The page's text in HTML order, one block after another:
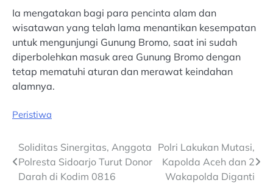
Ia mengatakan bagi para pencinta alam dan
wisatawan yang telah lama menantikan kesempatan
untuk mengunjungi Gunung Bromo, saat ini sudah
diperbolehkan masuk area Gunung Bromo dengan
tetap mematuhi aturan dan merawat keindahan
alamnya.
Peristiwa
Post
navigation
Soliditas Sinergitas, Anggota
Polresta Sidoarjo Turut Donor
Darah di Kodim 0816
Polri Lakukan Mutasi,
Kapolda Aceh dan 2
Wakapolda Diganti